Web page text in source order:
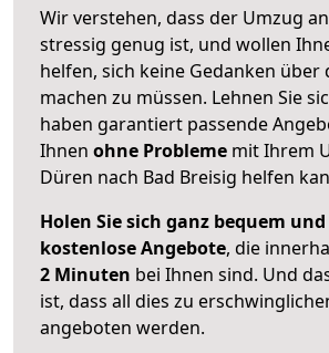
Wir verstehen, dass der Umzug
stressig genug ist, und wollen
helfen, sich keine Gedanken über
machen zu müssen. Lehnen Sie
haben garantiert passende
Ihnen ohne Probleme mit Ihrem
Düren nach Bad Breisig helfen
Holen Sie sich ganz bequem
kostenlose Angebote, die
2 Minuten bei Ihnen sind. Und
ist, dass all dies zu
angeboten werden.